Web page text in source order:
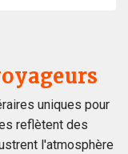
uniques pour
reflètent des
l'atmosphère